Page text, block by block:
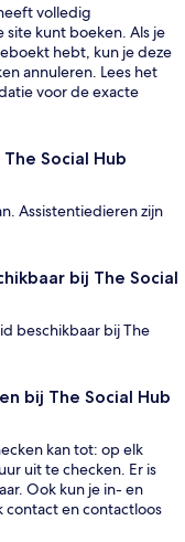
volledig
site kunt boeken. Als je
hebt, kun je deze
annuleren. Lees het
voor de exacte
Social Hub
Assistentiedieren zijn
bij The Social
beschikbaar bij The
bij The Social Hub
kan tot: op elk
uit te checken. Er is
Ook kun je in- en
en contactloos